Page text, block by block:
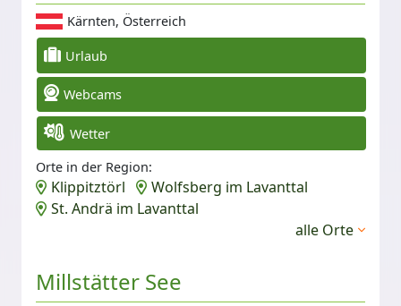
Kärnten, Österreich
Urlaub
Webcams
Wetter
Orte in der Region:
Klippitztörl
Wolfsberg im Lavanttal
St. Andrä im Lavanttal
alle Orte
Millstätter See